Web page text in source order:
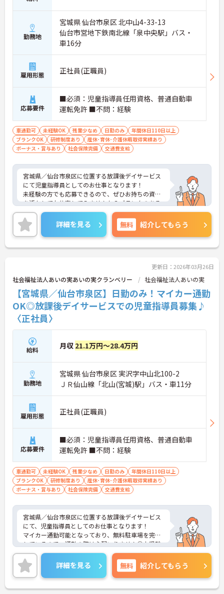
勤務地
宮城県 仙台市泉区 北中山4-33-13
仙台市営地下鉄南北線「泉中央駅」バス・
車16分
雇用形態 正社員(正職員)
応募要件
■必須：児童指導員任用資格、普通自動車
運転免許 ■不問：経験
車通勤可 未経験OK 残業少なめ 日勤のみ
年間休日110日以上
ブランクOK
研修制度あり
産休･育休･介護休暇取得実績あり
ボーナス・賞与あり
社会保険完備 交通費支給
宮城県／仙台市泉区に位置する放課後デイサービス
にて児童指導員としてのお仕事となります！
未経験の方でも応募できるので、ぜひお持ちの資格
を活かしてお仕事してみませんか？ブランクのある
方も問題ありませんので、お仕事を通してお子様の
成長を見届けませんか？
ご興味ある方は面接ポイントをお伝えしますので、
お気軽にお問い合わせください♪
詳細を見る 無料 紹介してもらう
更新日：2026年03月26日
社会福祉法人あいの実あいの実クランベリー 社会福祉法人あいの実
【宮城県／仙台市泉区】日勤のみ！マイカー通勤
OK◎放課後デイサービスでの児童指導員募集♪
〈正社員〉
給料 月収 21.1万円～28.4万円
勤務地
宮城県 仙台市泉区 実沢字中山北100-2
ＪＲ仙山線「北山(宮城)駅」バス・車11分
雇用形態 正社員(正職員)
応募要件
■必須：児童指導員任用資格、普通自動車
運転免許 ■不問：経験
車通勤可 未経験OK 残業少なめ 日勤のみ
年間休日110日以上
ブランクOK
研修制度あり
産休･育休･介護休暇取得実績あり
ボーナス・賞与あり
社会保険完備 交通費支給
宮城県／仙台市泉区に位置する放課後デイサービス
にて、児童指導員としてのお仕事となります！
マイカー通勤可能となっており、無料駐車場を完備
しているので、通勤の際は心配いりません◎未経験
の方でも応募できるので、ぜひ資格を活かしてお仕
事してみませんか？ブランクのある方も問題ありま
せんので、お仕事を通してお子様の成長を見届けま
せんか？
ご興味ある方は面接ポイントをお伝えしますので、
詳細を見る 無料 紹介してもらう